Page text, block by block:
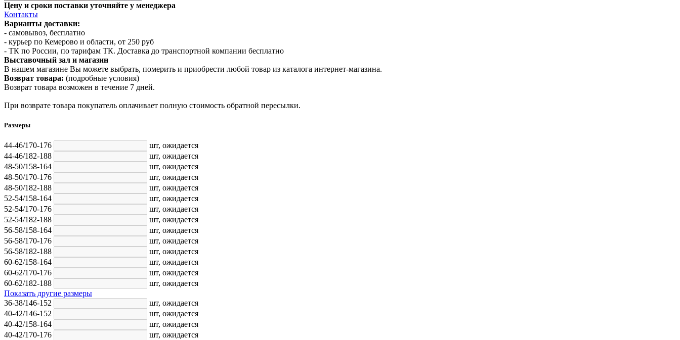
Цену и сроки поставки уточняйте у менеджера
Контакты
Варианты доставки:
- самовывоз, бесплатно
- курьер по Кемерово и области, от 250 руб
- ТК по России, по тарифам ТК. Доставка до транспортной компании бесплатно
Выставочный зал и магазин
В нашем магазине Вы можете выбрать, померить и приобрести любой товар из каталога интернет-магазина.
Возврат товара: (подробные условия)
Возврат товара возможен в течение 7 дней.
При возврате товара покупатель оплачивает полную стоимость обратной пересылки.
Размеры
44-46/170-176 шт, ожидается
44-46/182-188
шт, ожидается
48-50/158-164
шт, ожидается
48-50/170-176
шт, ожидается
48-50/182-188
шт, ожидается
52-54/158-164
шт, ожидается
52-54/170-176
шт, ожидается
52-54/182-188
шт, ожидается
56-58/158-164
шт, ожидается
56-58/170-176
шт, ожидается
56-58/182-188
шт, ожидается
60-62/158-164
шт, ожидается
60-62/170-176
шт, ожидается
60-62/182-188
шт, ожидается
Показать другие размеры
36-38/146-152
шт, ожидается
40-42/146-152
шт, ожидается
40-42/158-164
шт, ожидается
40-42/170-176
шт, ожидается